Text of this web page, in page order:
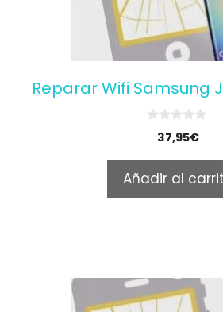
Reparar Wifi Samsung
o
f
5
37,95€
Añadir al